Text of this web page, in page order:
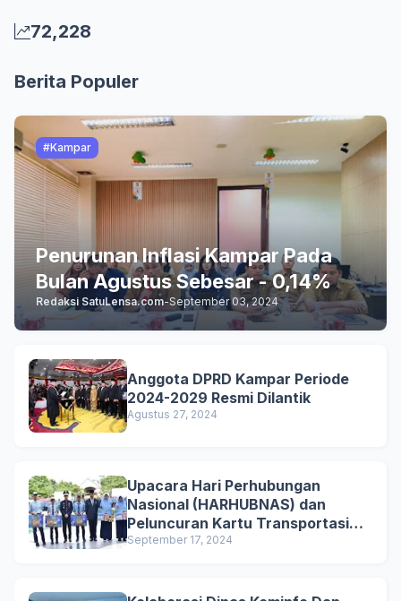
72,228
Berita Populer
#Kampar
Penurunan Inflasi Kampar Pada
Bulan Agustus Sebesar - 0,14%
Redaksi SatuLensa.com-September 03, 2024
Anggota DPRD Kampar Periode
2024-2029 Resmi Dilantik
Agustus 27, 2024
Upacara Hari Perhubungan
Nasional (HARHUBNAS) dan
Peluncuran Kartu Transportasi
Pelajar Gratis
September 17, 2024